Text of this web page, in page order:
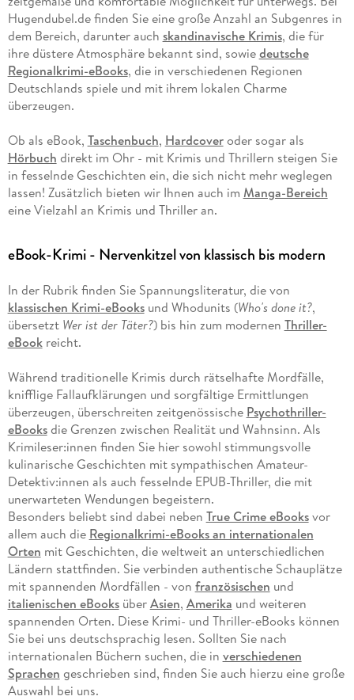
Hugendubel.de finden Sie eine große Anzahl an Subgenres in
dem Bereich, darunter auch skandinavische Krimis, die für
ihre düstere Atmosphäre bekannt sind, sowiedeutsche
Regionalkrimi-eBooks, die in verschiedenen Regionen
Deutschlands spiele und mit ihrem lokalen Charme
überzeugen.
Ob als eBook, Taschenbuch, Hardcoveroder sogar als
Hörbuch direkt im Ohr - mit Krimis und Thrillern steigen Sie
in fesselnde Geschichten ein, die sich nicht mehr weglegen
lassen! Zusätzlich bieten wir Ihnen auch im Manga-Bereich
eine Vielzahl an Krimis und Thriller an.
eBook-Krimi - Nervenkitzel von klassisch bis modern
In der Rubrik finden Sie Spannungsliteratur, die von
klassischen Krimi-eBooksund Whodunits (Who's done it?,
übersetzt Wer ist der Täter?) bis hin zum modernen Thriller-
eBookreicht.
Während traditionelle Krimis durch rätselhafte Mordfälle,
knifflige Fallaufklärungen und sorgfältige Ermittlungen
überzeugen, überschreiten zeitgenössische Psychothriller-
eBooksdie Grenzen zwischen Realität und Wahnsinn. Als
Krimileser:innen finden Sie hier sowohl stimmungsvolle
kulinarische Geschichten mit sympathischen Amateur-
Detektiv:innen als auch fesselnde EPUB-Thriller, die mit
unerwarteten Wendungen begeistern.
Besonders beliebt sind dabei neben True Crime eBooksvor
allem auch die Regionalkrimi-eBooks an internationalen
Orten mit Geschichten, die weltweit an unterschiedlichen
Ländern stattfinden. Sie verbinden authentische Schauplätze
mit spannenden Mordfällen - von französischen und
italienischen eBooksüberAsien, Amerika und weiteren
spannenden Orten. Diese Krimi- und Thriller-eBooks können
Sie bei uns deutschsprachig lesen. Sollten Sie nach
internationalen Büchern suchen, die in verschiedenen
Sprachen geschrieben sind, finden Sie auch hierzu eine große
Auswahl bei uns.